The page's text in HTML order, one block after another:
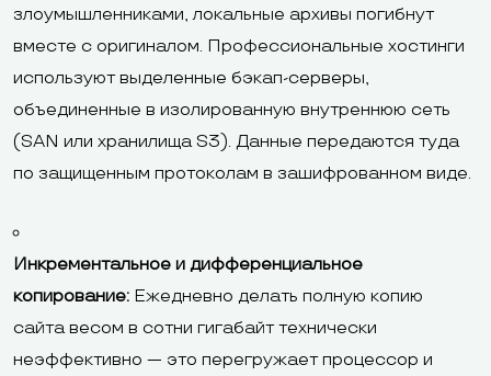
злоумышленниками, локальные архивы погибнут
вместе с оригиналом. Профессиональные хостинги
используют выделенные бэкап-серверы,
объединенные в изолированную внутреннюю сеть
(SAN или хранилища S3). Данные передаются туда
по защищенным протоколам в зашифрованном виде.
Инкрементальное и дифференциальное
копирование: Ежедневно делать полную копию
сайта весом в сотни гигабайт технически
неэффективно — это перегружает процессор и